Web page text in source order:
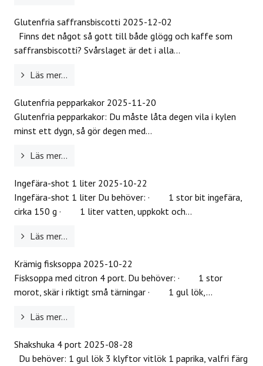
Glutenfria saffransbiscotti 2025-12-02
Finns det något så gott till både glögg och kaffe som
saffransbiscotti? Svårslaget är det i alla...
Läs mer...
Glutenfria pepparkakor 2025-11-20
Glutenfria pepparkakor: Du måste låta degen vila i kylen
minst ett dygn, så gör degen med...
Läs mer...
Ingefära-shot 1 liter 2025-10-22
Ingefära-shot 1 liter Du behöver: · 1 stor bit ingefära,
cirka 150 g · 1 liter vatten, uppkokt och...
Läs mer...
Krämig fisksoppa 2025-10-22
Fisksoppa med citron 4 port. Du behöver: · 1 stor
morot, skär i riktigt små tärningar · 1 gul lök,...
Läs mer...
Shakshuka 4 port 2025-08-28
Du behöver: 1 gul lök 3 klyftor vitlök 1 paprika, valfri färg